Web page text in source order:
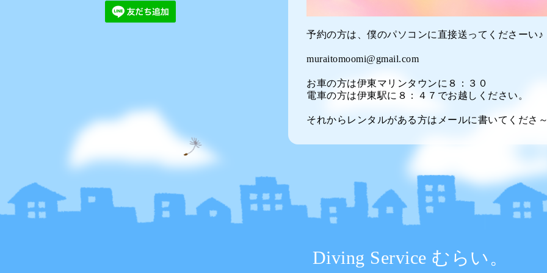
予約の方は、僕のパソコンに直接送ってくださーい♪
muraitomoomi@gmail.com
お車の方は伊東マリンタウンに８：３０
電車の方は伊東駅に８：４７でお越しください。
それからレンタルがある方はメールに書いてくださ
Diving Service むらい。